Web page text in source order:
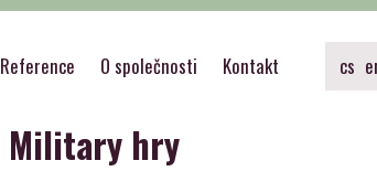
Reference O společnosti Kontakt cs
Military hry